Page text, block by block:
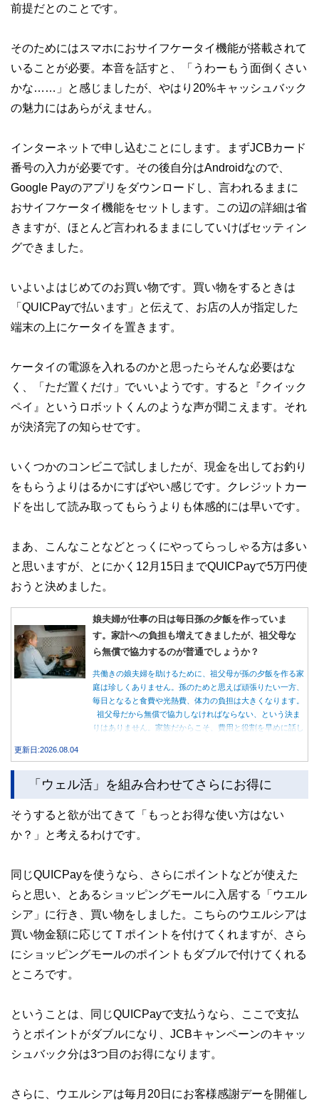
前提だとのことです。
そのためにはスマホにおサイフケータイ機能が搭載されて
いることが必要。本音を話すと、「うわーもう面倒くさい
かな……」と感じましたが、やはり20%キャッシュバック
の魅力にはあらがえません。
インターネットで申し込むことにします。まずJCBカード
番号の入力が必要です。その後自分はAndroidなので、
Google Payのアプリをダウンロードし、言われるままに
おサイフケータイ機能をセットします。この辺の詳細は省
きますが、ほとんど言われるままにしていけばセッティン
グできました。
いよいよはじめてのお買い物です。買い物をするときは
「QUICPayで払います」と伝えて、お店の人が指定した
端末の上にケータイを置きます。
ケータイの電源を入れるのかと思ったらそんな必要はな
く、「ただ置くだけ」でいいようです。すると『クイック
ペイ』というロボットくんのような声が聞こえます。それ
が決済完了の知らせです。
いくつかのコンビニで試しましたが、現金を出してお釣り
をもらうよりはるかにすばやい感じです。クレジットカー
ドを出して読み取ってもらうよりも体感的には早いです。
まあ、こんなことなどとっくにやってらっしゃる方は多い
と思いますが、とにかく12月15日までQUICPayで5万円使
おうと決めました。
娘夫婦が仕事の日は毎日孫の夕飯を作っていま
す。家計への負担も増えてきましたが、祖父母な
ら無償で協力するのが普通でしょうか？
共働きの娘夫婦を助けるために、祖父母が孫の夕飯を作る家
庭は珍しくありません。孫のためと思えば頑張りたい一方、
毎日となると食費や光熱費、体力の負担は大きくなります。
祖父母だから無償で協力しなければならない、という決ま
りはありません。家族だからこそ、費用と役割を早めに話し
更新日:2026.08.04
「ウェル活」を組み合わせてさらにお得に
そうすると欲が出てきて「もっとお得な使い方はない
か？」と考えるわけです。
同じQUICPayを使うなら、さらにポイントなどが使えた
らと思い、とあるショッピングモールに入居する「ウエル
シア」に行き、買い物をしました。こちらのウエルシアは
買い物金額に応じてＴポイントを付けてくれますが、さら
にショッピングモールのポイントもダブルで付けてくれる
ところです。
ということは、同じQUICPayで支払うなら、ここで支払
うとポイントがダブルになり、JCBキャンペーンのキャッ
シュバック分は3つ目のお得になります。
さらに、ウエルシアは毎月20日にお客様感謝デーを開催し